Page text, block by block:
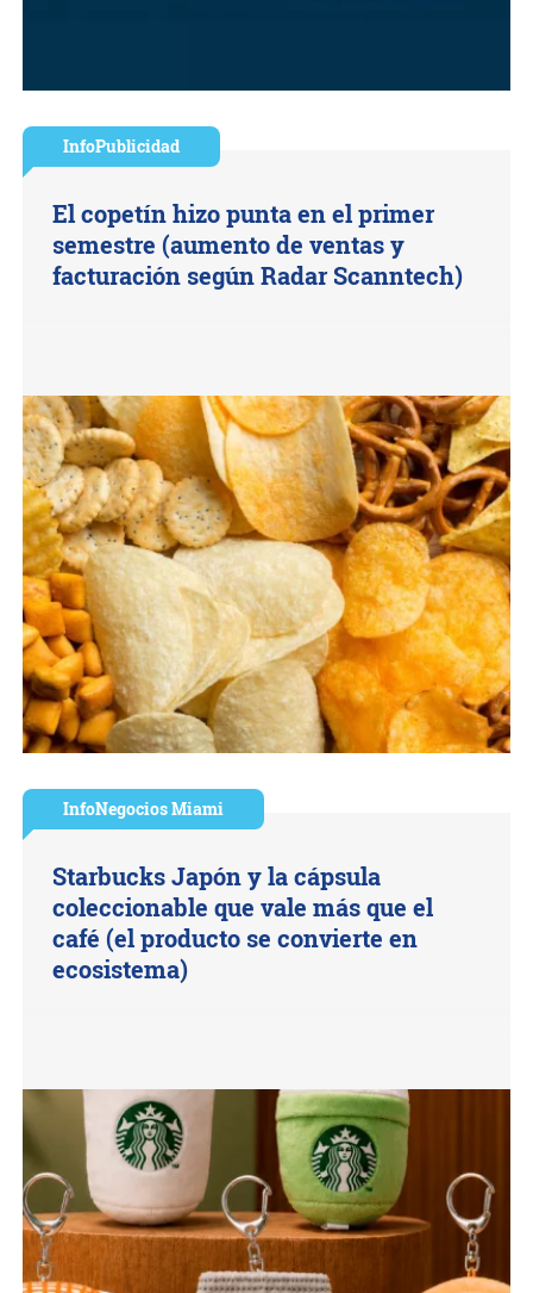
InfoPublicidad
El copetín hizo punta en el primer
semestre (aumento de ventas y
facturación según Radar Scanntech)
InfoNegocios Miami
Starbucks Japón y la cápsula
coleccionable que vale más que el
café (el producto se convierte en
ecosistema)